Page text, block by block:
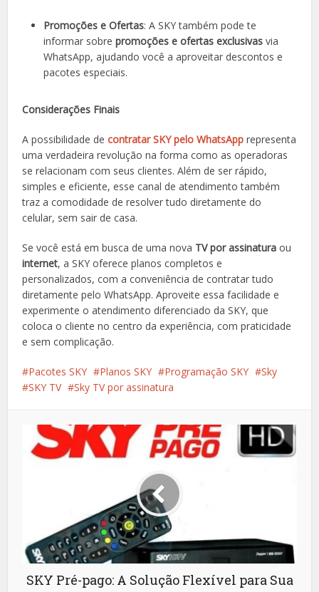
Promoções e Ofertas: A SKY também pode te
informar sobrepromoções e ofertas exclusivas via
WhatsApp, ajudando você a aproveitar descontos e
pacotes especiais.
Considerações Finais
A possibilidade decontratar SKY pelo WhatsApp representa
uma verdadeira revolução na forma como as operadoras
se relacionam com seus clientes. Além de ser rápido,
simples e eficiente, esse canal de atendimento também
traz a comodidade de resolver tudo diretamente do
celular, sem sair de casa.
Se você está em busca de uma nova TV por assinatura ou
internet, a SKY oferece planos completos e
personalizados, com a conveniência de contratar tudo
diretamente pelo WhatsApp. Aproveite essa facilidade e
experimente o atendimento diferenciado da SKY, que
coloca o cliente no centro da experiência, com praticidade
e sem complicação.
Pacotes SKY Planos SKY Programação SKY
Sky
SKY TV
Sky TV por assinatura
SKY Pré-pago: A Solução Flexível para Sua